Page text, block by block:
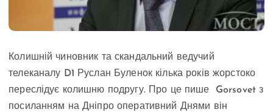
Колишній чиновник та скандальний ведучий
телеканалу D1 Руслан Буленок кілька років жорстоко
переслідує колишню подругу. Про це пише Gorsovet з
посиланням на Дніпро оперативний Днями він